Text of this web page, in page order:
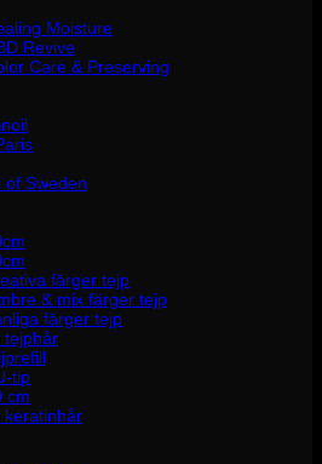
Moisture
Revive
Care & Preserving
of Sweden
färger tejp
& mix färger tejp
färger tejp
tejphår
tip
cm
keratinhår